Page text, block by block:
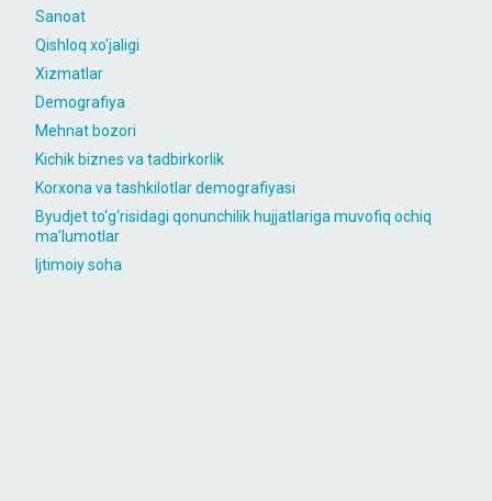
Sanoat
Qishloq xo'jaligi
Xizmatlar
Demografiya
Mehnat bozori
Kichik biznes va tadbirkorlik
Korxona va tashkilotlar demografiyasi
Byudjet to‘g‘risidagi qonunchilik hujjatlariga muvofiq ochiq
maʼlumotlar
Ijtimoiy soha